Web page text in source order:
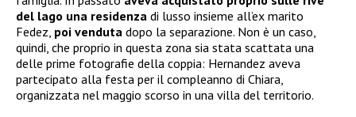
del lago una residenza di lusso insieme all’ex marito
Fedez, poi venduta dopo la separazione. Non è un caso,
quindi, che proprio in questa zona sia stata scattata una
delle prime fotografie della coppia: Hernandez aveva
partecipato alla festa per il compleanno di Chiara,
organizzata nel maggio scorso in una villa del territorio.